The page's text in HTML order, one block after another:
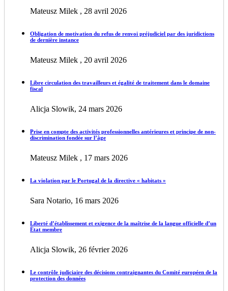
Mateusz Milek , 28 avril 2026
Obligation de motivation du refus de renvoi préjudiciel par des juridictions
de dernière instance
Mateusz Milek , 20 avril 2026
Libre circulation des travailleurs et égalité de traitement dans le domaine
fiscal
Alicja Slowik, 24 mars 2026
Prise en compte des activités professionnelles antérieures et principe de non-
discrimination fondée sur l’âge
Mateusz Milek , 17 mars 2026
La violation par le Portugal de la directive « habitats »
Sara Notario, 16 mars 2026
Liberté d’établissement et exigence de la maîtrise de la langue officielle d’un
État membre
Alicja Slowik, 26 février 2026
Le contrôle judiciaire des décisions contraignantes du Comité européen de la
protection des données